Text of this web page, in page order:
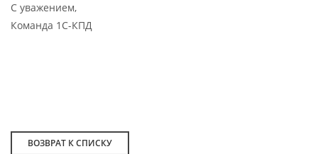
С уважением,
Команда 1С-КПД
ВОЗВРАТ К СПИСКУ